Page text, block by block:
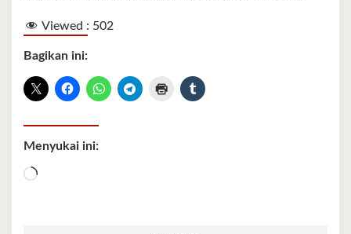
Viewed : 502
Bagikan ini:
Menyukai ini:
Memuat...